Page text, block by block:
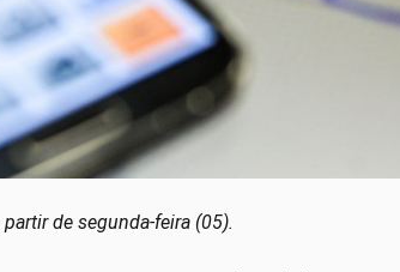
de segunda-feira (05).